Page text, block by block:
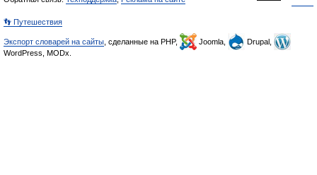
👣 Путешествия
Экспорт словарей на сайты , сделанные на PHP, Joomla,
Drupal,
WordPress, MODx.